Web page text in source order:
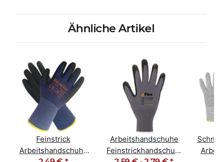
Ähnliche Artikel
Feinstrick
Arbeitshandschuhe
Arbeitshandschuhe
Feinstrickhandschuhe